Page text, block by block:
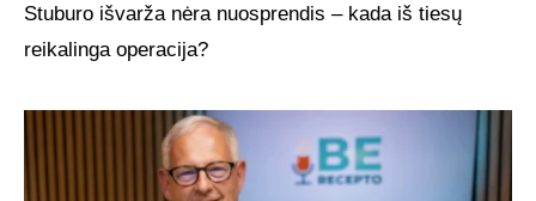
Stuburo išvarža nėra nuosprendis – kada iš tiesų
reikalinga operacija?